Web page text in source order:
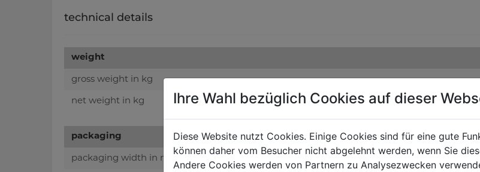
technical details
weight
gross weight in kg
net weight in kg
packaging
packaging width in mm
Ihre Wahl bezüglich Cookies auf dieser
Diese Website nutzt Cookies. Einige Cookies sind für eine gute
können daher vom Besucher nicht abgelehnt werden, wenn Sie
Andere Cookies werden von Partnern zu Analysezwecken